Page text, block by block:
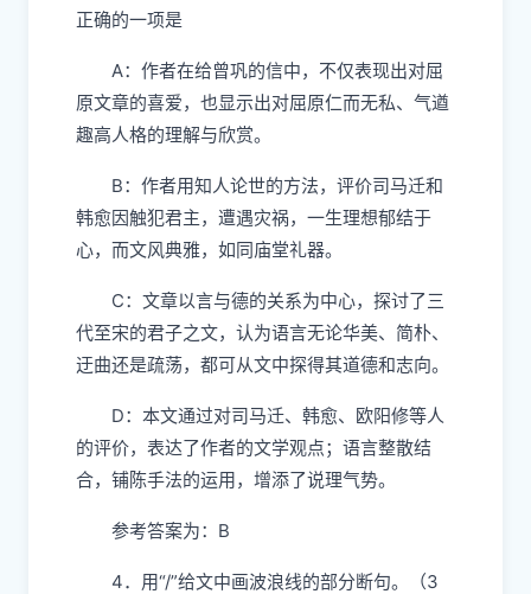
正确的一项是
A：作者在给曾巩的信中，不仅表现出对屈
原文章的喜爱，也显示出对屈原仁而无私、气遒
趣高人格的理解与欣赏。
B：作者用知人论世的方法，评价司马迁和
韩愈因触犯君主，遭遇灾祸，一生理想郁结于
心，而文风典雅，如同庙堂礼器。
C：文章以言与德的关系为中心，探讨了三
代至宋的君子之文，认为语言无论华美、简朴、
迂曲还是疏荡，都可从文中探得其道德和志向。
D：本文通过对司马迁、韩愈、欧阳修等人
的评价，表达了作者的文学观点；语言整散结
合，铺陈手法的运用，增添了说理气势。
参考答案为：B
4．用“/”给文中画波浪线的部分断句。（3